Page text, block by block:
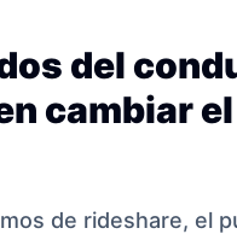
del
cambiar el
de rideshare, el